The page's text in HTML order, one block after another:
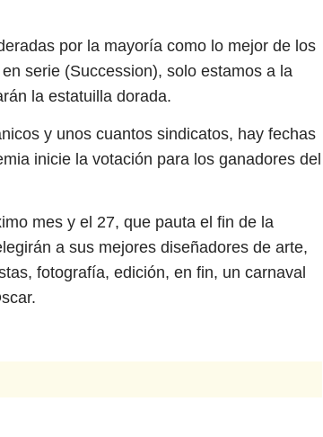
por la mayoría como lo mejor de los
serie (Succession), solo estamos a la
la estatuilla dorada.
y unos cuantos sindicatos, hay fechas
inicie la votación para los ganadores del
mes y el 27, que pauta el fin de la
a sus mejores diseñadores de arte,
fotografía, edición, en fin, un carnaval